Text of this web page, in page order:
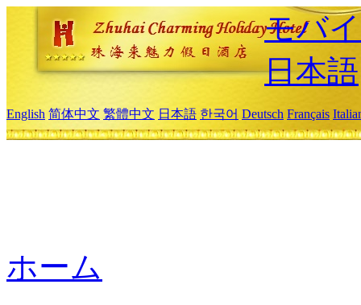
モバ
日本語
English 简体中文 繁體中文 日本語 한국어 Deutsch Français
ホーム